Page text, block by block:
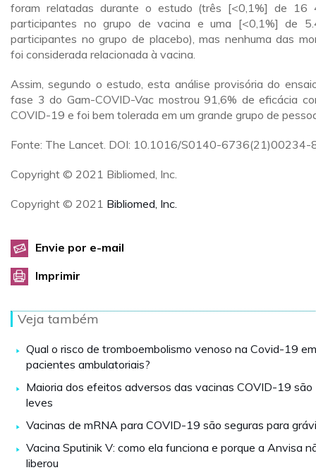
foram relatadas durante o estudo (três [<0,1%] de 16
participantes no grupo de vacina e uma [<0,1%] de
participantes no grupo de placebo), mas nenhuma das
foi considerada relacionada à vacina.
Assim, segundo o estudo, esta análise provisória do
fase 3 do Gam-COVID-Vac mostrou 91,6% de eficácia
COVID-19 e foi bem tolerada em um grande grupo de
Fonte: The Lancet. DOI: 10.1016/S0140-6736(21)00234-
Copyright © 2021 Bibliomed, Inc.
Copyright © 2021 Bibliomed, Inc.
Envie por e-mail
Imprimir
Veja também
Qual o risco de tromboembolismo venoso na Covid-19 em
pacientes ambulatoriais?
Maioria dos efeitos adversos das vacinas COVID-19 são
leves
Vacinas de mRNA para COVID-19 são seguras para
Vacina Sputinik V: como ela funciona e porque a Anvisa
liberou